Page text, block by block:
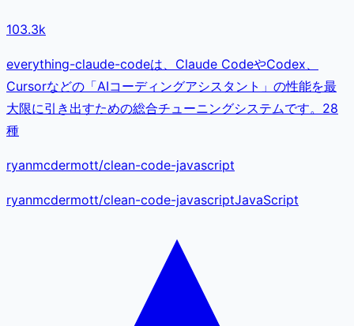
103.3k
everything-claude-codeは、Claude CodeやCodex、
Cursorなどの「AIコーディングアシスタント」の性能を最
大限に引き出すための総合チューニングシステムです。28
種
ryanmcdermott/clean-code-javascript
ryanmcdermott/clean-code-javascriptJavaScript